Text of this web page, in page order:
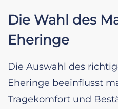
Die Wahl des
Eheringe
Die Auswahl des
Eheringe beeinflusst
Tragekomfort und